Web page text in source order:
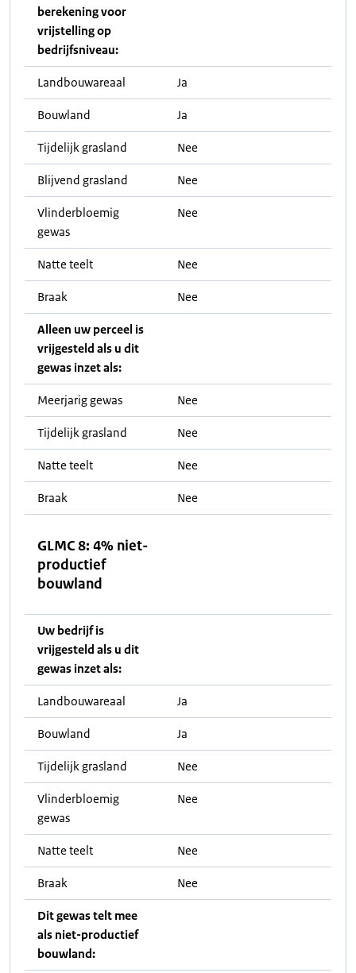
berekening voor
vrijstelling op
bedrijfsniveau:
Landbouwareaal Ja
Bouwland Ja
Tijdelijk grasland Nee
Blijvend grasland Nee
Vlinderbloemig
gewas
Nee
Natte teelt Nee
Braak Nee
Alleen uw perceel is
vrijgesteld als u dit
gewas inzet als:
Meerjarig gewas Nee
Tijdelijk grasland Nee
Natte teelt Nee
Braak Nee
GLMC 8: 4% niet-
productief
bouwland
Uw bedrijf is
vrijgesteld als u dit
gewas inzet als:
Landbouwareaal Ja
Bouwland Ja
Tijdelijk grasland Nee
Vlinderbloemig
gewas
Nee
Natte teelt Nee
Braak Nee
Dit gewas telt mee
als niet-productief
bouwland: